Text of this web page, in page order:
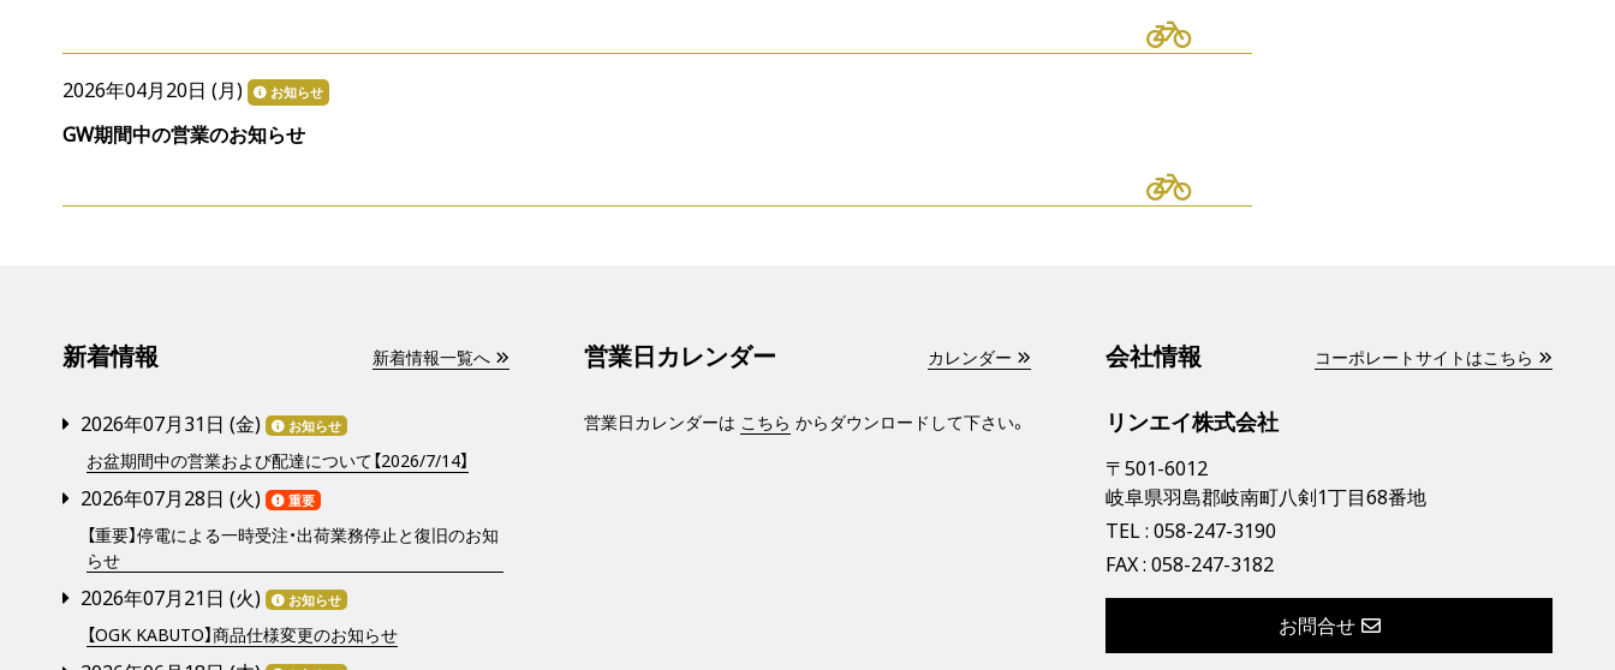
2026年04月20日 (月) お知らせ
GW期間中の営業のお知らせ
新着情報 新着情報一覧へ
2026年07月31日 (金) お知らせ
お盆期間中の営業および配達について【2026/7/14】
2026年07月28日 (火) 重要
【重要】停電による一時受注・出荷業務停止と復旧のお知
らせ
2026年07月21日 (火) お知らせ
【OGK KABUTO】商品仕様変更のお知らせ
営業日カレンダー カレンダー
営業日カレンダーは こちら からダウンロードして下さい。
会社情報 コーポレートサイトはこちら
リンエイ株式会社
〒501-6012
岐阜県羽島郡岐南町八剣1丁目68番地
TEL : 058-247-3190
FAX : 058-247-3182
お問合せ